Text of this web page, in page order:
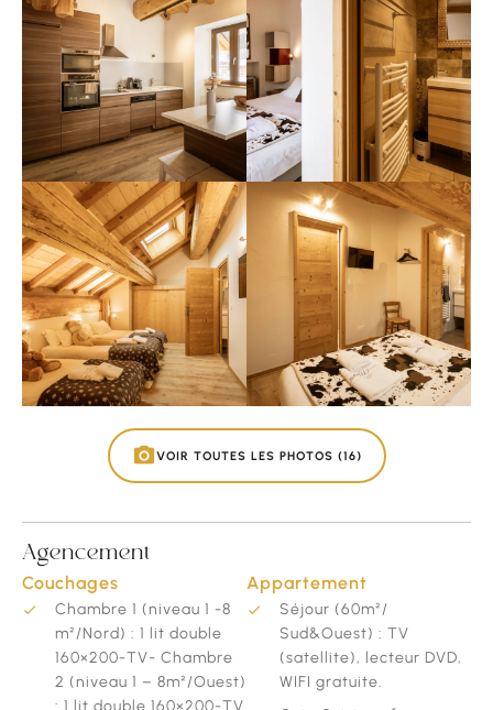
VOIR TOUTES LES PHOTOS (16)
Agencement
Couchages
Chambre 1 (niveau 1 -8
m²/Nord) : 1 lit double
160×200-TV- Chambre
2 (niveau 1 – 8m²/Ouest)
: 1 lit double 160×200-TV
Appartement
Séjour (60m²/
Sud&Ouest) : TV
(satellite), lecteur DVD,
WIFI gratuite.